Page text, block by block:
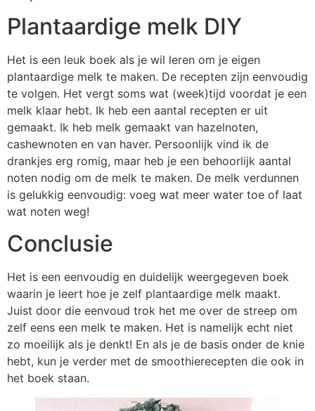
Plantaardige melk DIY
Het is een leuk boek als je wil leren om je eigen
plantaardige melk te maken. De recepten zijn eenvoudig
te volgen. Het vergt soms wat (week)tijd voordat je een
melk klaar hebt. Ik heb een aantal recepten er uit
gemaakt. Ik heb melk gemaakt van hazelnoten,
cashewnoten en van haver. Persoonlijk vind ik de
drankjes erg romig, maar heb je een behoorlijk aantal
noten nodig om de melk te maken. De melk verdunnen
is gelukkig eenvoudig: voeg wat meer water toe of laat
wat noten weg!
Conclusie
Het is een eenvoudig en duidelijk weergegeven boek
waarin je leert hoe je zelf plantaardige melk maakt.
Juist door die eenvoud trok het me over de streep om
zelf eens een melk te maken. Het is namelijk echt niet
zo moeilijk als je denkt! En als je de basis onder de knie
hebt, kun je verder met de smoothierecepten die ook in
het boek staan.